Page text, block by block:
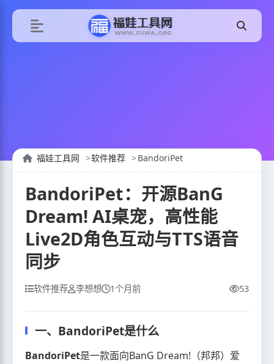
福娃工具网 软件推荐 BandoriPet
BandoriPet：开源BanG
Dream! AI桌宠，高性能
Live2D角色互动与TTS语音
同步
软件推荐 李想想 1个月前 53
一、BandoriPet是什么
BandoriPet是一款面向BanG Dream!（邦邦）爱